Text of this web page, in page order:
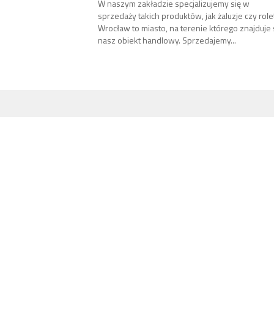
W naszym zakładzie specjalizujemy się w
sprzedaży takich produktów, jak żaluzje czy
Wrocław to miasto, na terenie którego znajduje
nasz obiekt handlowy. Sprzedajemy...